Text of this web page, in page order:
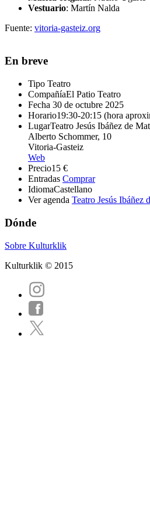
Vestuario: Martín Nalda
Fuente: vitoria-gasteiz.org
En breve
Tipo Teatro
CompañíaEl Patio Teatro
Fecha 30 de octubre 2025
Horario19:30-20:15 (hora
LugarTeatro Jesús Ibáñez de
Alberto Schommer, 10
Vitoria-Gasteiz
Web
Precio15 €
Entradas Comprar
IdiomaCastellano
Ver agenda Teatro Jesús Ibáñez
Dónde
Sobre Kulturklik
Kulturklik © 2015